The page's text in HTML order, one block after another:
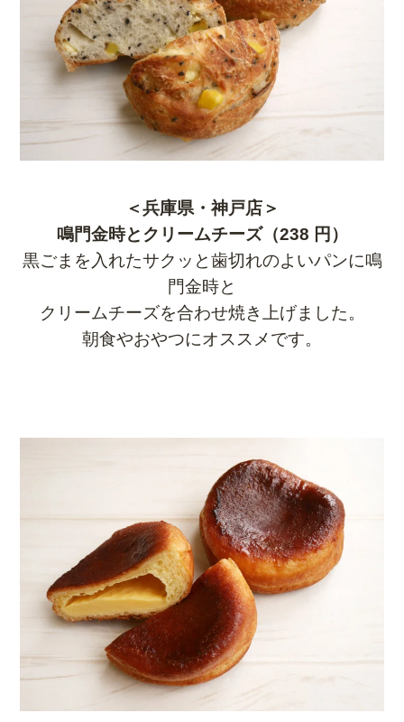
＜兵庫県・神戸店＞
鳴門金時とクリームチーズ（238 円）
黒ごまを入れたサクッと歯切れのよいパンに鳴
門金時と
クリームチーズを合わせ焼き上げました。
朝食やおやつにオススメです。